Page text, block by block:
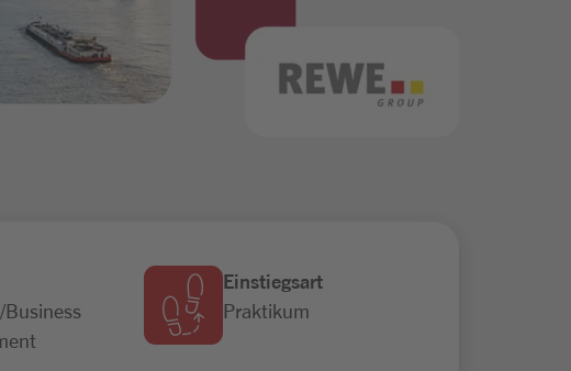
Business
Einstiegsart
Praktikum